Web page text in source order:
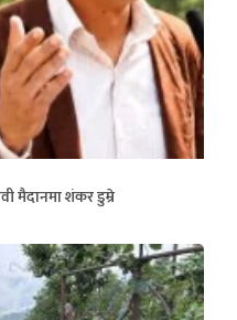
मैदानमा शंकर डुम्रे